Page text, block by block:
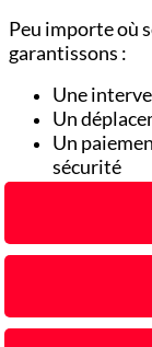
Peu importe où
garantissons :
Une
Un
Un
sécurité